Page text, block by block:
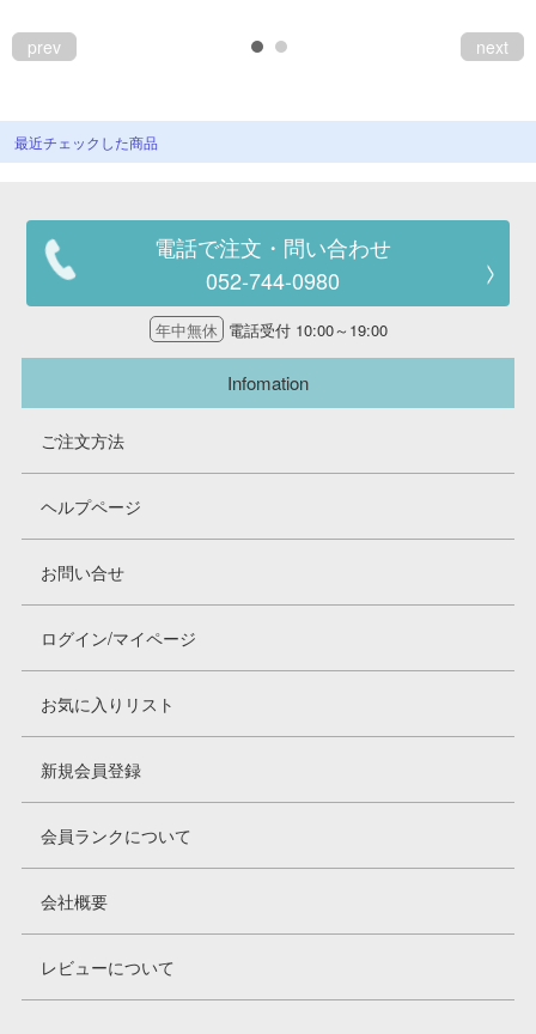
会社概要
レビューについて
© 2026 Mid Japan, Inc.
prev next
最近チェックした商品
電話で注文・問い合わせ
052-744-0980
年中無休 電話受付 10:00～19:00
Infomation
ご注文方法
ヘルプページ
お問い合せ
ログイン/マイページ
お気に入りリスト
新規会員登録
会員ランクについて
会社概要
レビューについて